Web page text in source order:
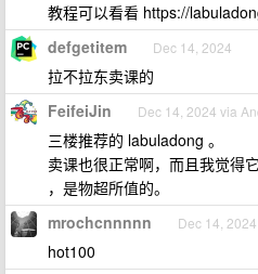
教程可以看看 https://
defgetitem Dec 14, 2024
拉不拉东卖课的
FeifeiJin Dec 14, 2024 via
三楼推荐的 labuladong 。
卖课也很正常啊，而且我觉得
，是物超所值的。
mrochcnnnnn Dec 14, 2024
hot100